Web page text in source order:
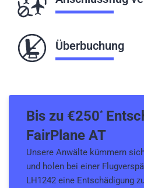
Überbuchung
Bis zu €250*
FairPlane AT
Unsere Anwälte kümmern
und holen bei einer
LH1242 eine Entschädigung